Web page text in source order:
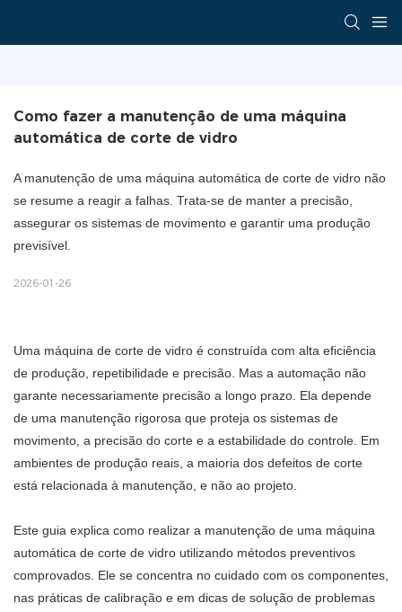
Como fazer a manutenção de uma máquina
automática de corte de vidro
A manutenção de uma máquina automática de corte de vidro não
se resume a reagir a falhas. Trata-se de manter a precisão,
assegurar os sistemas de movimento e garantir uma produção
previsível.
2026-01-26
Uma máquina de corte de vidro é construída com alta eficiência
de produção, repetibilidade e precisão. Mas a automação não
garante necessariamente precisão a longo prazo. Ela depende
de uma manutenção rigorosa que proteja os sistemas de
movimento, a precisão do corte e a estabilidade do controle. Em
ambientes de produção reais, a maioria dos defeitos de corte
está relacionada à manutenção, e não ao projeto.
Este guia explica como realizar a manutenção de uma máquina
automática de corte de vidro utilizando métodos preventivos
comprovados. Ele se concentra no cuidado com os componentes,
nas práticas de calibração e em dicas de solução de problemas